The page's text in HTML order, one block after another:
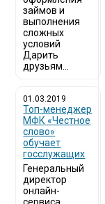
займов и
выполнения
сложных
условий
Дарить
друзьям...
01.03.2019
Топ-менеджер
МФК «Честное
слово»
обучает
госслужащих
Генеральный
директор
онлайн-